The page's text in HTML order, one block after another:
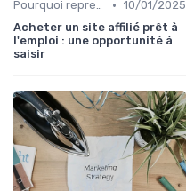
Pourquoi reprendre plutôt que créer • 10/01/2025
Acheter un site affilié prêt à
l'emploi : une opportunité à
saisir